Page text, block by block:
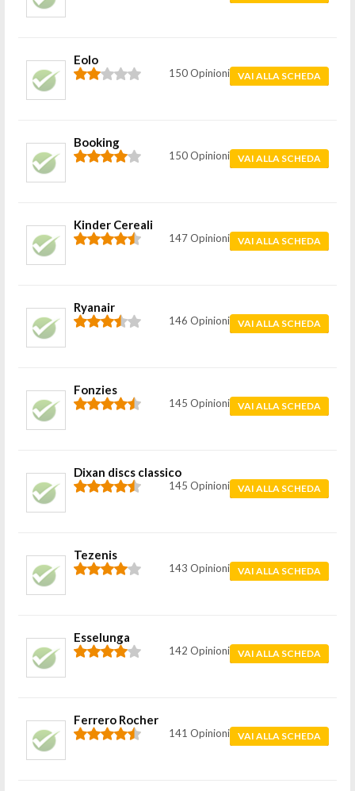
Eolo
150 Opinioni VAI ALLA SCHEDA
Booking
150 Opinioni VAI ALLA SCHEDA
Kinder Cereali
147 Opinioni VAI ALLA SCHEDA
Ryanair
146 Opinioni VAI ALLA SCHEDA
Fonzies
145 Opinioni VAI ALLA SCHEDA
Dixan discs classico
145 Opinioni VAI ALLA SCHEDA
Tezenis
143 Opinioni VAI ALLA SCHEDA
Esselunga
142 Opinioni VAI ALLA SCHEDA
Ferrero Rocher
141 Opinioni VAI ALLA SCHEDA